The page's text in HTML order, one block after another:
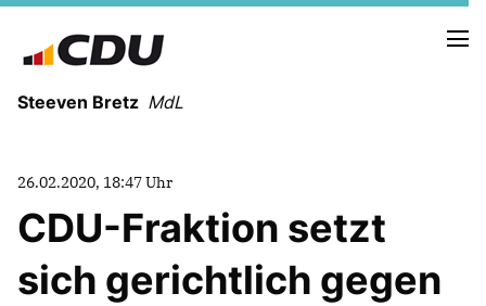
Steeven Bretz MdL
VITA
WAHLKREISBESUCHE
26.02.2020, 18:47 Uhr
CDU-Fraktion setzt
sich gerichtlich gegen